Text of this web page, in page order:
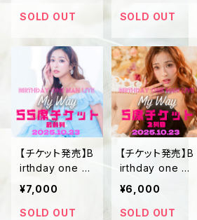
SOLD OUT
SOLD OUT
【チケット発売】B
irthday one m
an Live~My W
ay~SS席チケッ
ト
¥7,000
SOLD OUT
【チケット発売】B
irthday one m
an Live S席チ
ケット2列目
¥6,000
SOLD OUT